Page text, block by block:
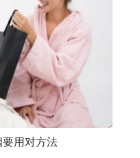
用对方法